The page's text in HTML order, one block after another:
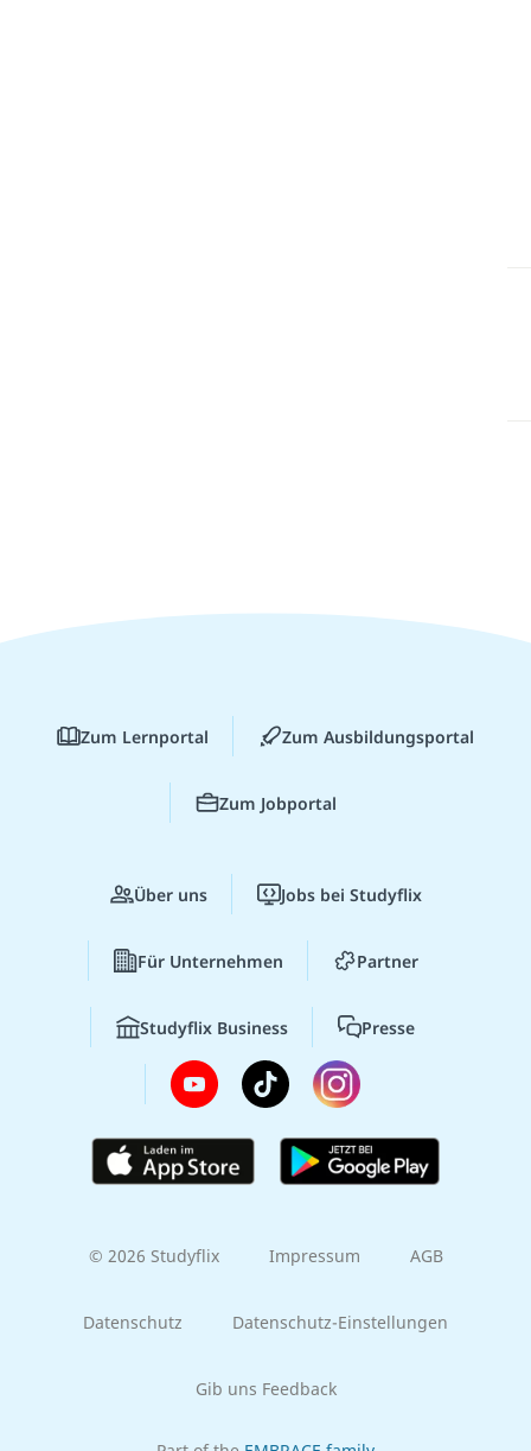
Zum Lernportal Zum Ausbildungsportal
Zum Jobportal
Über uns Jobs bei Studyflix
Für Unternehmen Partner
Studyflix Business Presse
© 2026 Studyflix Impressum AGB
Datenschutz Datenschutz-Einstellungen
Gib uns Feedback